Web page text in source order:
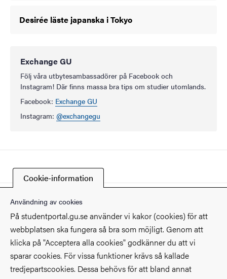
Desirée läste japanska i Tokyo
Exchange GU
Följ våra utbytesambassadörer på Facebook och
Instagram! Där finns massa bra tips om studier utomlands.
Facebook: Exchange GU
Instagram: @exchangegu
Cookie-information
Användning av cookies
På studentportal.gu.se använder vi kakor (cookies) för att
webbplatsen ska fungera så bra som möjligt. Genom att
klicka på "Acceptera alla cookies" godkänner du att vi
sparar cookies. För vissa funktioner krävs så kallade
tredjepartscookies. Dessa behövs för att bland annat
Kontakt